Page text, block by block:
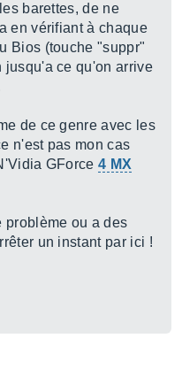
barettes, de ne
en vérifiant à chaque
Bios (touche "suppr"
jusqu'a ce qu'on arrive
de ce genre avec les
n'est pas mon cas
GForce4 MX
ou a des
un instant par ici !